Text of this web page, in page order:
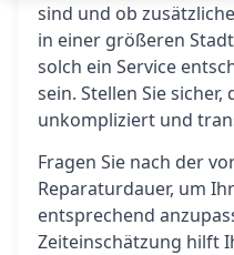
sind und ob
in einer größeren
solch ein Service
sein. Stellen Sie
unkompliziert und
Fragen Sie nach der
Reparaturdauer, um
entsprechend
Zeiteinschätzung hilft